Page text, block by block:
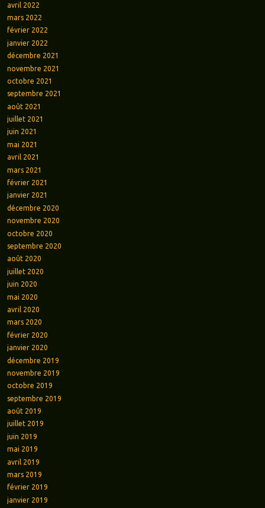
avril 2022
mars 2022
février 2022
janvier 2022
décembre 2021
novembre 2021
octobre 2021
septembre 2021
août 2021
juillet 2021
juin 2021
mai 2021
avril 2021
mars 2021
février 2021
janvier 2021
décembre 2020
novembre 2020
octobre 2020
septembre 2020
août 2020
juillet 2020
juin 2020
mai 2020
avril 2020
mars 2020
février 2020
janvier 2020
décembre 2019
novembre 2019
octobre 2019
septembre 2019
août 2019
juillet 2019
juin 2019
mai 2019
avril 2019
mars 2019
février 2019
janvier 2019